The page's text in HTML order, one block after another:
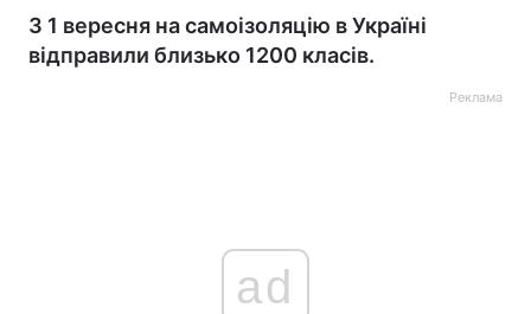
З 1 вересня на самоізоляцію в Україні
відправили близько 1200 класів.
Реклама
ad